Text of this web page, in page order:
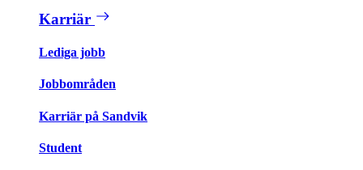
Karriär
Lediga jobb
Jobbområden
Karriär på Sandvik
Student